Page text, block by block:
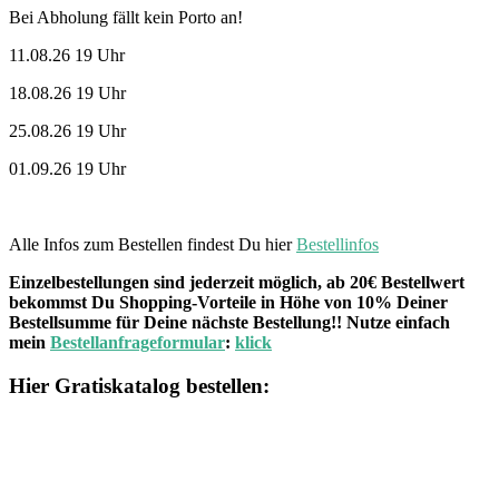
Bei Abholung fällt kein Porto an!
11.08.26 19 Uhr
18.08.26 19 Uhr
25.08.26 19 Uhr
01.09.26 19 Uhr
Alle Infos zum Bestellen findest Du hierBestellinfos
Einzelbestellungen sind jederzeit möglich, ab 20€ Bestellwert
bekommst Du Shopping-Vorteile in Höhe von 10% Deiner
Bestellsumme für Deine nächste Bestellung!! Nutze einfach
mein Bestellanfrageformular: klick
Hier Gratiskatalog bestellen: